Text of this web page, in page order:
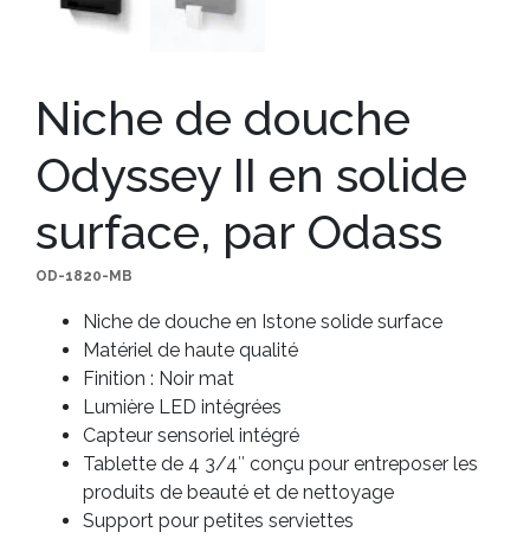
Niche de douche
Odyssey II en solide
surface, par Odass
OD-1820-MB
Niche de douche en Istone solide surface
Matériel de haute qualité
Finition : Noir mat
Lumière LED intégrées
Capteur sensoriel intégré
Tablette de 4 3/4″ conçu pour entreposer les
produits de beauté et de nettoyage
Support pour petites serviettes